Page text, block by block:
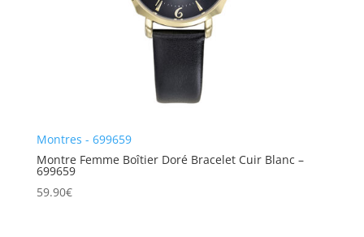
Montres - 699659
Montre Femme Boîtier Doré Bracelet Cuir Blanc –
699659
59.90€